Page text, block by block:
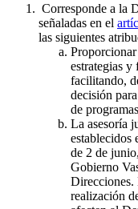
Corresponde a la
señaladas en el
las siguientes
estrategias y
facilitando,
decisión
de
La asesoría
establecidos
de 2 de
Gobierno
Direcciones.
realización